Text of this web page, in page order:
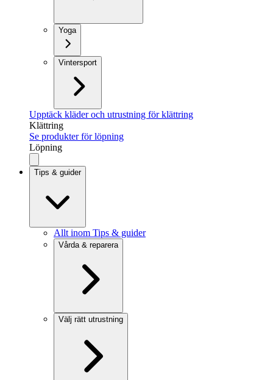
Yoga
Vintersport
Upptäck kläder och utrustning för klättring
Klättring
Se produkter för löpning
Löpning
Tips & guider
Allt inom Tips & guider
Vårda & reparera
Välj rätt utrustning